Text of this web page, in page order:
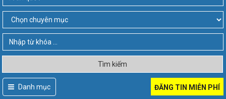
Tìm kiếm
Danh mục ĐĂNG TIN MIỄN PHÍ